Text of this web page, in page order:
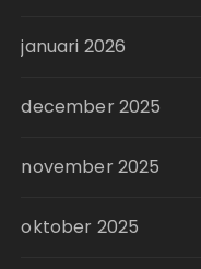
januari 2026
december 2025
november 2025
oktober 2025